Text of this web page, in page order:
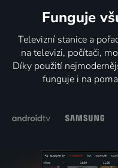
Funguje
Televizní stanice a
na televizi, počítači,
Díky použití
funguje i na